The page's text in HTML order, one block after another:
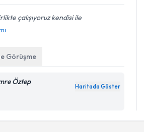
çalışıyoruz kendisi ile
Görüşme
Öztep
Haritada Göster